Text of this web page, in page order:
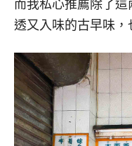
而我私心推薦除了
透又入味的古早味，